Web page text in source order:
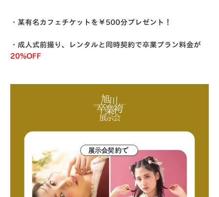
・某有名カフェチケットを￥500分プレゼント！
・成人式前撮り、レンタルと同時契約で卒業プラン料金が
20%OFF